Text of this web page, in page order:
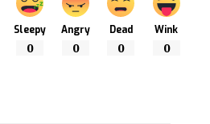
Sleepy
0
Angry
0
Dead
0
Wink
0